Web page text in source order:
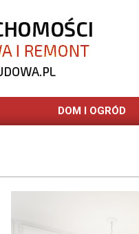
DOM I OGRÓD